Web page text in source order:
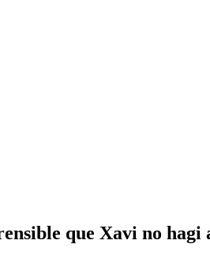
que Xavi no hagi